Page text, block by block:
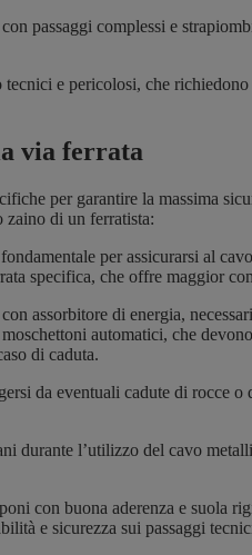
passaggi complessi e
e pericolosi, che richiedono
via ferrata
per garantire la massima
zaino di un ferratista:
per assicurarsi al
specifica, che offre maggior
assorbitore di energia,
automatici, che
di caduta.
da eventuali cadute di rocce o
durante l’utilizzo del cavo
con buona aderenza e suola
e sicurezza sui passaggi